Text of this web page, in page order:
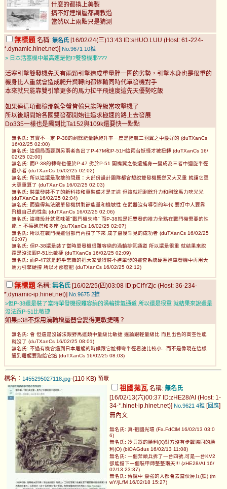
什麼的都換上美製
搞不好連增壓都調教過
當然以上兩點只是猜測
無標題 名稱: 無名氏 [16/02/24(三)13:43 ID:sHUO.LUU (Host: 61-224-
*.dynamic.hinet.net)] No.9671 10推
> 日本活塞機中最高速是他!?雙發機耶???
活塞引擎雙發機先天有兩顆引擎造成重量胖一圈的劣勢，引擎本身也是很重的
機身比人重就會造成爬升與轉向都慘輸同時代單發機對手
本來就只能靠雙引擎更多的馬力拉平飛速度這先天優勢吃飯
如果連這項都輸那就全盤皆輸只能降級當攻擊機了
所以後期開始各國雙發都開始往追求極速的路上去發展
Do335一樣也是飆到比Ta152與109k還要快一點點
無名氏: 其實不一定 P-38的剩餘能量轉爬升率一度是陸航三羽翼之中最好的 (duTXanCs
16/02/25 02:00)
無名氏: 這個局面要到另兩者各出了P-47M和P-51H這兩台妖怪才被扭轉 (duTXanCs 16/
02/25 02:00)
無名氏: 而P-38的轉彎也優於P-47 劣於P-51 開襟翼之後還搖身一變成為三者中迴旋半徑
最小者 (duTXanCs 16/02/25 02:02)
無名氏: 所以這還是取捨的問題：大部份設計團隊都會想說雙發機既然又大又重 就讓它更
大更重算了 (duTXanCs 16/02/25 02:03)
無名氏: 裝單發裝不了的新科技和重裝備才是正途 但這就把剩餘升力和剩餘馬力吃光光
(duTXanCs 16/02/25 02:04)
無名氏: 而變得無法跟單發機拼剩餘能量和機敏性 在武器沒有導引的年代 要打中人要靠
飛機自己的性能 (duTXanCs 16/02/25 02:06)
無名氏: 這樣設計就意味著"戰鬥機失格" 而P-38就是把雙發的推力全點在戰鬥機需要的性
能上 不搞砲塔和多座 (duTXanCs 16/02/25 02:07)
無名氏: 所以在戰鬥機這個部門內撐了下來 成了最後罕見的成功者 (duTXanCs 16/02/25
02:07)
無名氏: 但P-38還是裝了當時單發機很難容納的渦輪排氣通道 所以還是很重 就結果來說
還是沒法跟P-51比敏捷 (duTXanCs 16/02/25 02:09)
無名氏: 而P-47就是超乎常識的把大家覺得裝不進單發的這套系統硬塞進單發機中再用大
馬力引擎硬撐 所以才那麼肥 (duTXanCs 16/02/25 02:12)
無標題 名稱: 無名氏 [16/02/25(四)03:08 ID:pClfYZjc (Host: 36-234-
*.dynamic-ip.hinet.net)] No.9675 2推
>但P-38還是裝了當時單發機很難容納的渦輪排氣通道 所以還是很重 就結果來說還是
沒法跟P-51比敏捷
如果p38不採用渦輪增壓器會變得更敏捷嗎？
無名氏: 會 但還是沒辦法跟野馬這類中量級比敏捷 遑論跟輕量級比 而且出色的高空性能
就沒了 (duTXanCs 16/02/25 08:01)
無名氏: 不過有機會遇到日本屠龍的時候跟它尬轉彎半徑看誰比較小...而不是像現在這樣
遇到屠龍要跑給它追 (duTXanCs 16/02/25 08:03)
檔名： 1455295027118.jpg-(110 KB) 預覽
祖國拋瓦 名稱: 無名氏
[16/02/13(六)00:37 ID:zHE28/AI (Host: 1-
34-*.hinet-ip.hinet.net)] No.9621 4推 [ 回應]
無內文
無名氏: 真·祖國光環 (Fa.FdClM 16/02/13 03:0
6)
無名氏: 冷兵器的勝利(X)對方沒有步戰協同的勝
利(O) (biOAGdus 16/02/13 11:08)
無名氏: 一個斧頭兵拆了一台四號,可是一台KV2
卻能擋下一個裝甲師整整兩天!!! (zHE28/AI 16/
02/13 23:37)
無名氏: 傳說中 最強的人都會去當伙房兵(誤) (m
wY/jLfM 16/02/18 15:27)